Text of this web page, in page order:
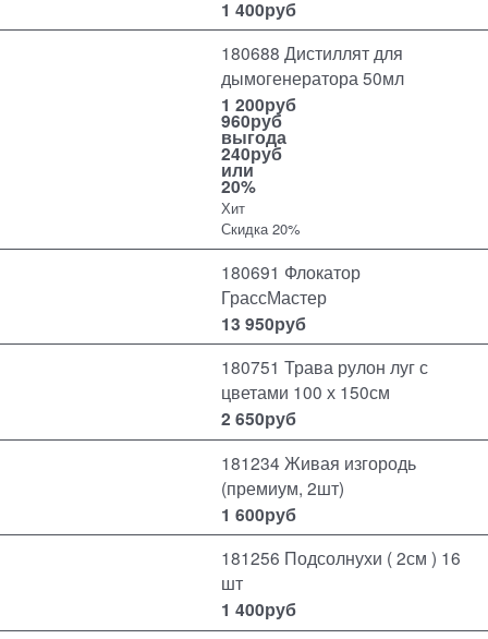
1 400руб
180688 Дистиллят для
дымогенератора 50мл
1 200руб
960руб
выгода
240руб
или
20%
Хит
Скидка 20%
180691 Флокатор
ГрассМастер
13 950руб
180751 Трава рулон луг с
цветами 100 х 150см
2 650руб
181234 Живая изгородь
(премиум, 2шт)
1 600руб
181256 Подсолнухи ( 2см ) 16
шт
1 400руб